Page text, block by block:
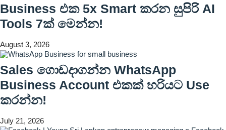
Business එක 5x Smart කරන සුපිරි AI
Tools 7ක් මෙන්න!
August 3, 2026
Sales ගොඩදාගන්න WhatsApp
Business Account එකක් හරියට Use
කරන්න!
July 21, 2026